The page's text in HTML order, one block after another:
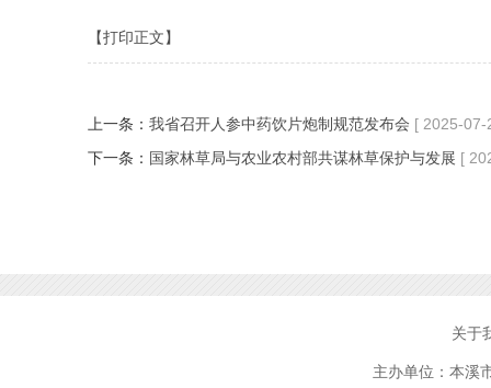
【打印正文】
上一条： 我省召开人参中药饮片炮制规范发布会 [ 2025-07-
下一条： 国家林草局与农业农村部共谋林草保护与发展 [
关于
主办单位：本溪